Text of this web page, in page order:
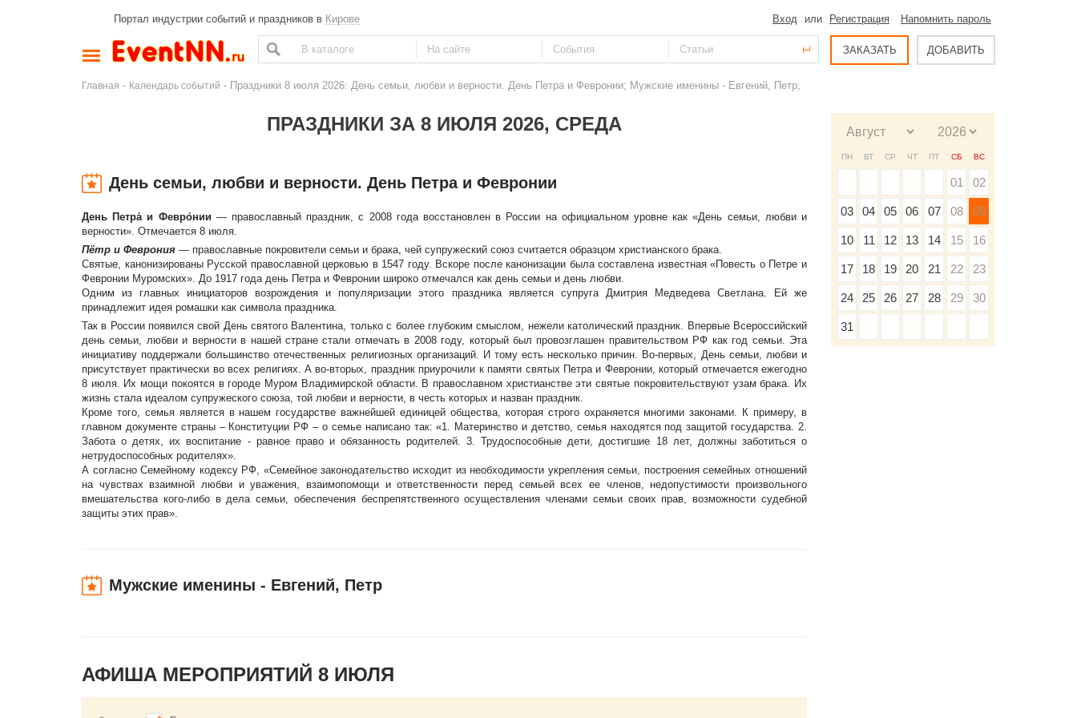
Портал индустрии событий и праздников в Кирове Вход или Регистрация Напомнить пароль
ЗАКАЗАТЬ ДОБАВИТЬ
Главная - Календарь событий - Праздники 8 июля 2026: День семьи, любви и верности. День Петра и Февронии; Мужские именины - Евгений, Петр;
ПРАЗДНИКИ ЗА 8 ИЮЛЯ 2026, СРЕДА
День семьи, любви и верности. День Петра и Февронии
День Петра́ и Февро́нии — православный праздник, с 2008 года восстановлен в России на официальном уровне как «День семьи, любви и
верности». Отмечается 8 июля.
Пётр и Феврония — православные покровители семьи и брака, чей супружеский союз считается образцом христианского брака.
Святые, канонизированы Русской православной церковью в 1547 году. Вскоре после канонизации была составлена известная «Повесть о Петре и
Февронии Муромских». До 1917 года день Петра и Февронии широко отмечался как день семьи и день любви.
Одним из главных инициаторов возрождения и популяризации этого праздника является супруга Дмитрия Медведева Светлана. Ей же
принадлежит идея ромашки как символа праздника.
Так в России появился свой День святого Валентина, только с более глубоким смыслом, нежели католический праздник. Впервые Всероссийский
день семьи, любви и верности в нашей стране стали отмечать в 2008 году, который был провозглашен правительством РФ как год семьи. Эта
инициативу поддержали большинство отечественных религиозных организаций. И тому есть несколько причин. Во-первых, День семьи, любви и
присутствует практически во всех религиях. А во-вторых, праздник приурочили к памяти святых Петра и Февронии, который отмечается ежегодно
8 июля. Их мощи покоятся в городе Муром Владимирской области. В православном христианстве эти святые покровительствуют узам брака. Их
жизнь стала идеалом супружеского союза, той любви и верности, в честь которых и назван праздник.
Кроме того, семья является в нашем государстве важнейшей единицей общества, которая строго охраняется многими законами. К примеру, в
главном документе страны – Конституции РФ – о семье написано так: «1. Материнство и детство, семья находятся под защитой государства. 2.
Забота о детях, их воспитание - равное право и обязанность родителей. 3. Трудоспособные дети, достигшие 18 лет, должны заботиться о
нетрудоспособных родителях».
А согласно Семейному кодексу РФ, «Семейное законодательство исходит из необходимости укрепления семьи, построения семейных отношений
на чувствах взаимной любви и уважения, взаимопомощи и ответственности перед семьей всех ее членов, недопустимости произвольного
вмешательства кого-либо в дела семьи, обеспечения беспрепятственного осуществления членами семьи своих прав, возможности судебной
защиты этих прав».
Мужские именины - Евгений, Петр
АФИША МЕРОПРИЯТИЙ 8 ИЮЛЯ
ПН ВТ СР ЧТ ПТ СБ ВС
01 02
03 04 05 06 07 08 09
10 11 12 13 14 15 16
17 18 19 20 21 22 23
24 25 26 27 28 29 30
31